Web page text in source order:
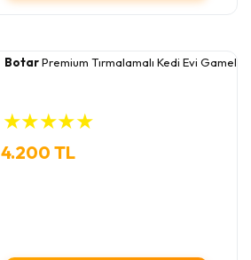
BotarPremium Tırmalamalı Kedi Evi Gamel
★★★★★
4.200 TL